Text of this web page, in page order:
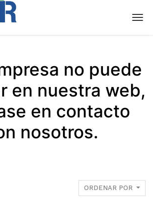
no puede
en nuestra web,
en contacto
nosotros.
ORDENAR POR